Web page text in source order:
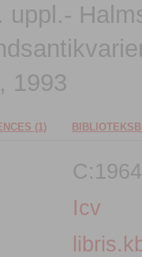
uppl.-
1993
(1)
Icv